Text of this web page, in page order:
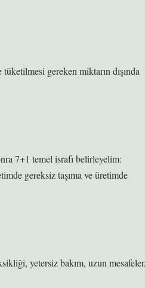
gereken miktarın dışında
7+1 temel israfı belirleyelim:
gereksiz taşıma ve üretimde
yetersiz bakım, uzun